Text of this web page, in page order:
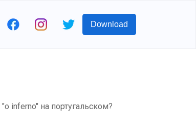
Download
inferno" на португальском?